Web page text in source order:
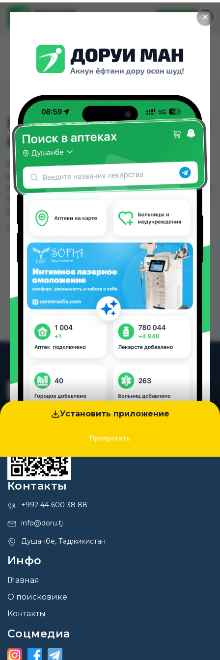
✕
Установить приложение
Пропустить
Доруи ман
Установить
MAMELLE ПРЕМИУМ (2)
6-12МЕС 300ГР
MAMELLE ПРЕМИУМ (2) 6-12МЕС 300ГР можно
купить или заказать в аптеках, Дору Фарм №20,
Дору Фарм №6, Дусти Фарма, Нишон №1, Нишон
Душанбе и других городах Таджикистана
Цена: от45.00 TJS
Контакты
+992 44 600 38 88
info@doru.tj
Душанбе, Таджикистан
Инфо
Главная
О поисковике
Контакты
Соцмедиа